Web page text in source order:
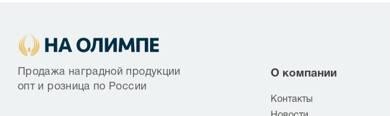
Продажа наградной продукции
опт и розница по России
О компании
Контакты